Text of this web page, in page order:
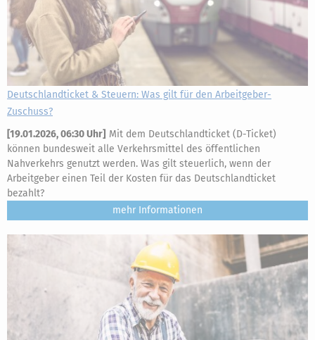
Deutschlandticket & Steuern: Was gilt für den Arbeitgeber-
Zuschuss?
[19.01.2026, 06:30 Uhr] Mit dem Deutschlandticket (D-Ticket)
können bundesweit alle Verkehrsmittel des öffentlichen
Nahverkehrs genutzt werden. Was gilt steuerlich, wenn der
Arbeitgeber einen Teil der Kosten für das Deutschlandticket
bezahlt?
mehr